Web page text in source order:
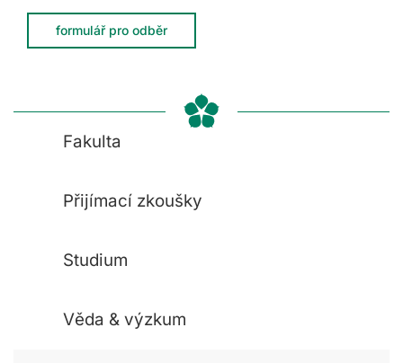
formulář pro odběr
Fakulta
Přijímací zkoušky
Studium
Věda & výzkum